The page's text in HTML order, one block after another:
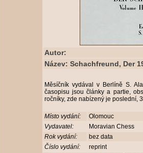
Autor:
Název: Schachfreund, Der
Měsíčník vydával v Berlíně S.
časopisu jsou články a partie,
ročníky, zde nabízený je poslední,
Místo vydání:
Olomouc
Vydavatel:
Moravian Chess
Rok vydání:
bez data
Číslo vydání:
reprint